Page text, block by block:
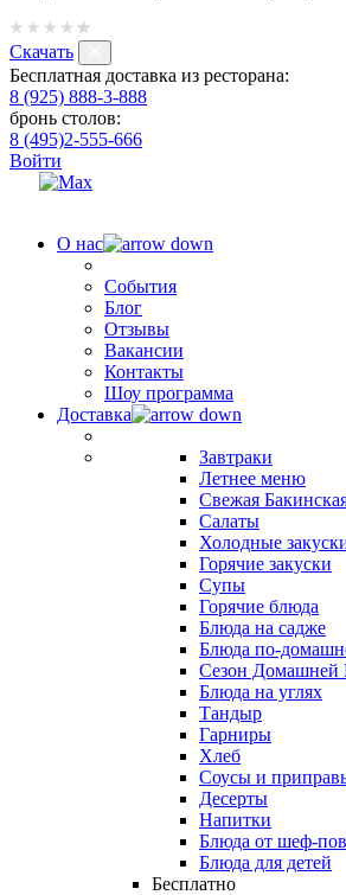
Скачать
Бесплатная доставка из ресторана:
8 (925) 888-3-888
бронь столов:
8 (495)2-555-666
Войти
О нас
События
Блог
Отзывы
Вакансии
Контакты
Шоу программа
Доставка
Завтраки
Летнее меню
Свежая
Салаты
Холодные
Горячие закуски
Супы
Горячие блюда
Блюда на садже
Блюда по-
Сезон Домашней
Блюда на углях
Тандыр
Гарниры
Хлеб
Соусы и
Десерты
Напитки
Блюда от шеф-
Блюда для детей
Бесплатно